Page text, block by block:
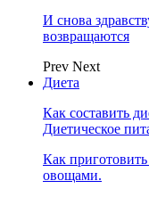
И снова
возвращаются
Prev Next
Диета
Как составить
Диетическое
Как
овощами.